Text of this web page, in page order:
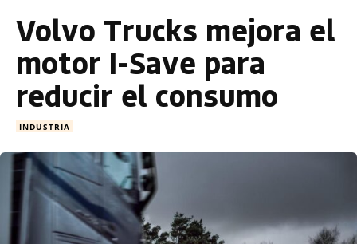
Volvo Trucks mejora el
motor I-Save para
reducir el consumo
INDUSTRIA